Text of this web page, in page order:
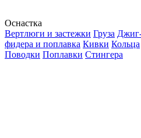
Оснастка
Вертлюги и застежки Груза
фидера и поплавка Кивки Кольца
Поводки Поплавки Стингера